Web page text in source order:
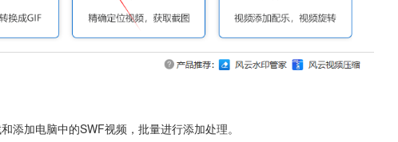
添加电脑中的SWF视频，批量进行添加处理。